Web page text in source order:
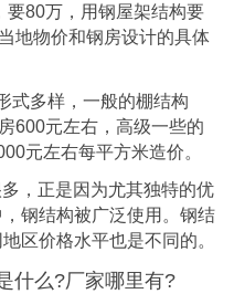
要80万，用钢屋架结构要
地物价和钢房设计的具体
多样，一般的棚结构
600元左右，高级一些的
元左右每平方米造价。
正是因为尤其独特的优
钢结构被广泛使用。钢结
区价格水平也是不同的。
什么?厂家哪里有?